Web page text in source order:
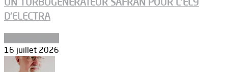
D’ELECTRA
16 juillet 2026